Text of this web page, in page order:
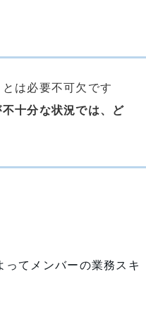
は必要不可欠です
十分な状況では、ど
てメンバーの業務スキ